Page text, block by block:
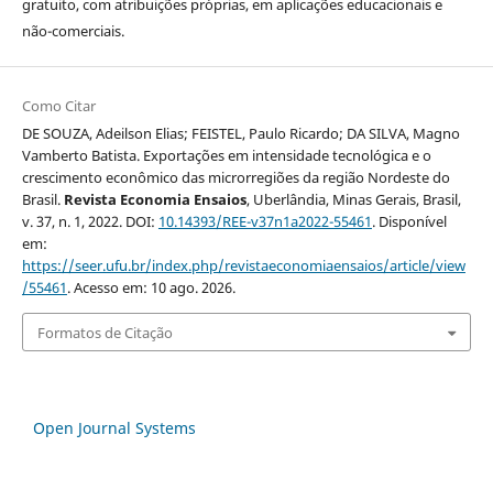
gratuito, com atribuições próprias, em aplicações educacionais e
não-comerciais.
Como Citar
DE SOUZA, Adeilson Elias; FEISTEL, Paulo Ricardo; DA SILVA, Magno
Vamberto Batista. Exportações em intensidade tecnológica e o
crescimento econômico das microrregiões da região Nordeste do
Brasil. Revista Economia Ensaios, Uberlândia, Minas Gerais, Brasil,
v. 37, n. 1, 2022. DOI: 10.14393/REE-v37n1a2022-55461. Disponível
em:
https://seer.ufu.br/index.php/revistaeconomiaensaios/article/view
/55461. Acesso em: 10 ago. 2026.
Formatos de Citação
Open Journal Systems